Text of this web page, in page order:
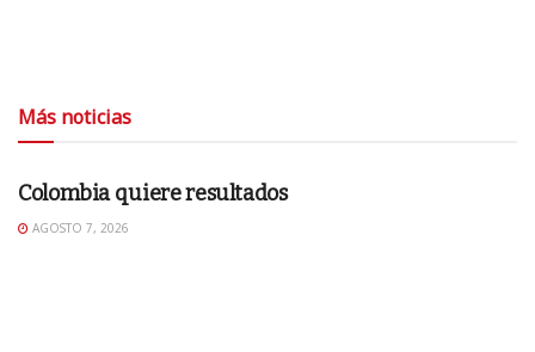
Más noticias
EDITORIAL
Colombia quiere resultados
AGOSTO 7, 2026